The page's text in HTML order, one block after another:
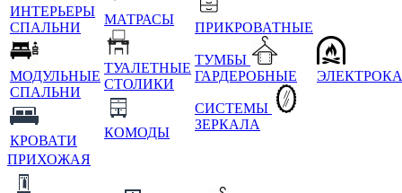
ИНТЕРЬЕРЫ
СПАЛЬНИ
МОДУЛЬНЫЕ
СПАЛЬНИ
КРОВАТИ
МАТРАСЫ
ТУАЛЕТНЫЕ
СТОЛИКИ
КОМОДЫ
ПРИКРОВАТНЫЕ
ТУМБЫ
ГАРДЕРОБНЫЕ
СИСТЕМЫ
ЗЕРКАЛА
ПРИХОЖАЯ